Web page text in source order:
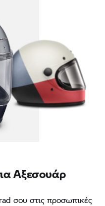
Αξεσουάρ
σου στις προσωπικές